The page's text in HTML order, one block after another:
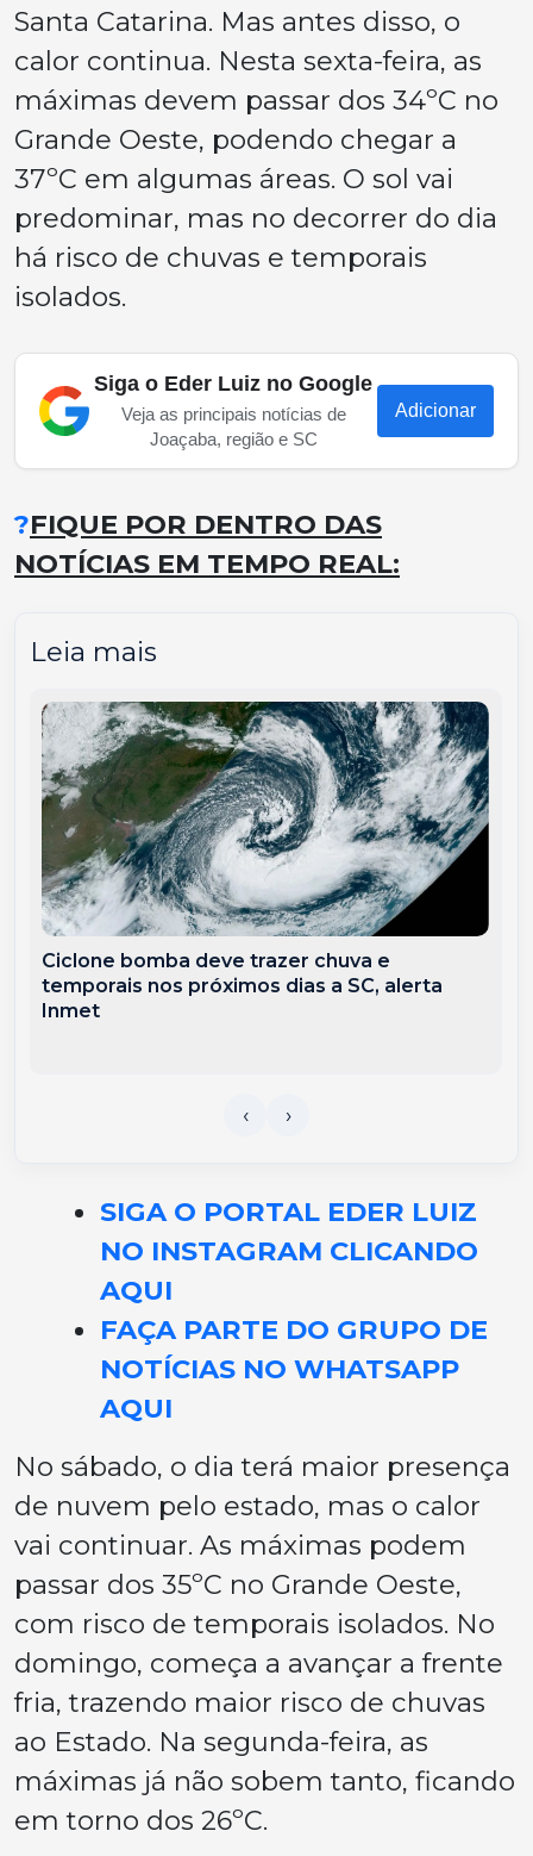
Santa Catarina. Mas antes disso, o
calor continua. Nesta sexta-feira, as
máximas devem passar dos 34ºC no
Grande Oeste, podendo chegar a
37ºC em algumas áreas. O sol vai
predominar, mas no decorrer do dia
há risco de chuvas e temporais
isolados.
Siga o Eder Luiz no Google
Veja as principais notícias de
Joaçaba, região e SC
Adicionar
?FIQUE POR DENTRO DAS
NOTÍCIAS EM TEMPO REAL:
Leia mais
Ciclone bomba deve trazer chuva e
temporais nos próximos dias a SC, alerta
Inmet
SIGA O PORTAL EDER LUIZ
NO INSTAGRAM CLICANDO
AQUI
FAÇA PARTE DO GRUPO DE
NOTÍCIAS NO WHATSAPP
AQUI
No sábado, o dia terá maior presença
de nuvem pelo estado, mas o calor
vai continuar. As máximas podem
passar dos 35ºC no Grande Oeste,
com risco de temporais isolados. No
domingo, começa a avançar a frente
fria, trazendo maior risco de chuvas
ao Estado. Na segunda-feira, as
máximas já não sobem tanto, ficando
em torno dos 26ºC.